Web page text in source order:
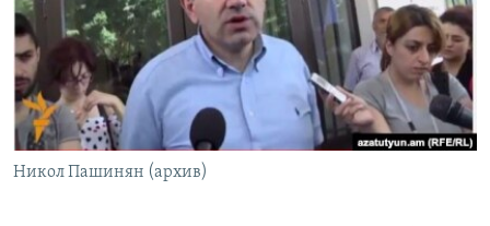
Հայերեն
English
Русский
Все сайты Радио Азатутюн
Никол Пашинян (архив)